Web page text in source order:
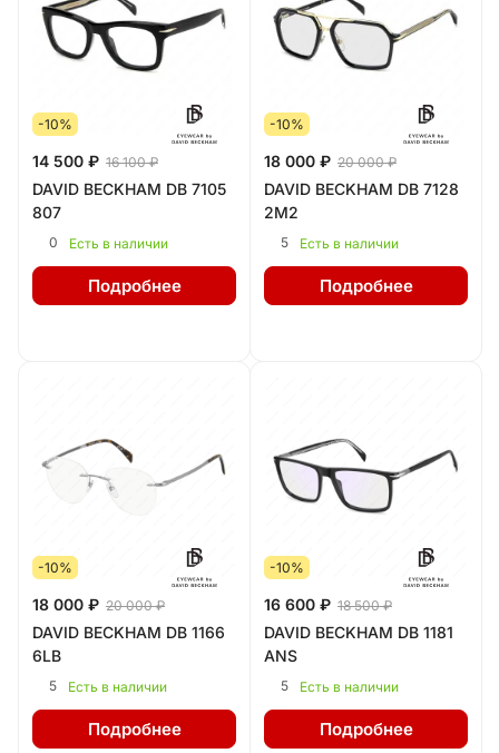
-10%
14 500 ₽ 16 100 ₽
DAVID BECKHAM DB 7105
807
0 Есть в наличии
Подробнее
-10%
18 000 ₽ 20 000 ₽
DAVID BECKHAM DB 7128
2M2
5 Есть в наличии
Подробнее
-10%
18 000 ₽ 20 000 ₽
DAVID BECKHAM DB 1166
6LB
5 Есть в наличии
Подробнее
-10%
16 600 ₽ 18 500 ₽
DAVID BECKHAM DB 1181
ANS
5 Есть в наличии
Подробнее